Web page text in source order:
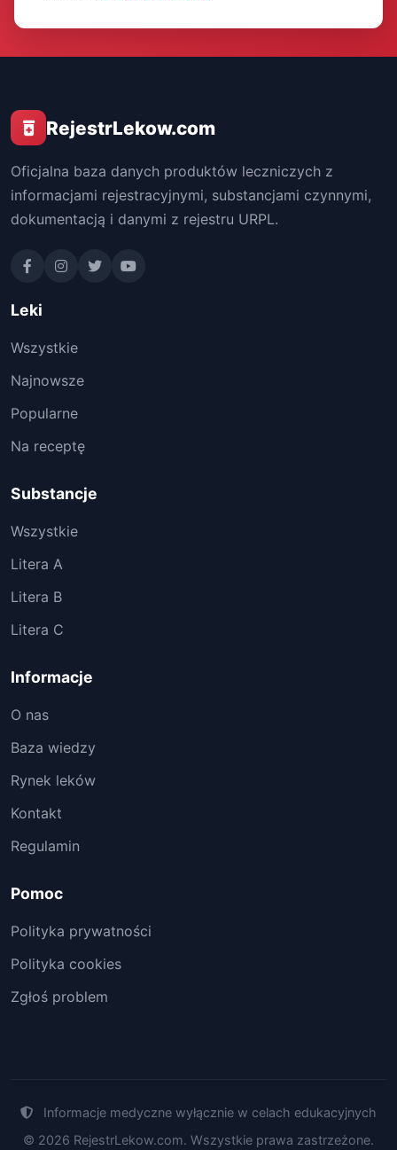
RejestrLekow.com
Oficjalna baza danych produktów leczniczych z
informacjami rejestracyjnymi, substancjami czynnymi,
dokumentacją i danymi z rejestru URPL.
Leki
Wszystkie
Najnowsze
Popularne
Na receptę
Substancje
Wszystkie
Litera A
Litera B
Litera C
Informacje
O nas
Baza wiedzy
Rynek leków
Kontakt
Regulamin
Pomoc
Polityka prywatności
Polityka cookies
Zgłoś problem
Informacje medyczne wyłącznie w celach edukacyjnych
© 2026 RejestrLekow.com. Wszystkie prawa zastrzeżone.